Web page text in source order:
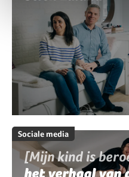
Sociale media
[Mijn kind is
het verhaal van